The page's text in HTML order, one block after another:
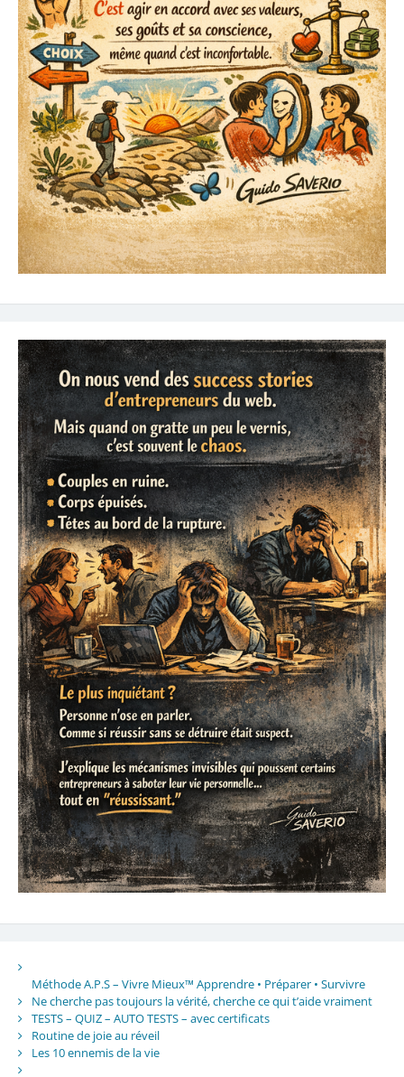
Méthode A.P.S – Vivre Mieux™ Apprendre • Préparer • Survivre
Ne cherche pas toujours la vérité, cherche ce qui t’aide vraiment
TESTS – QUIZ – AUTO TESTS – avec certificats
Routine de joie au réveil
Les 10 ennemis de la vie